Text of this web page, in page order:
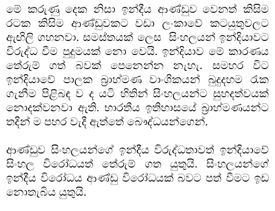
මේ කරුණු දෙක නිසා ඉන්දීය ආණ්ඩුව වෙනත් කිසිම
රටක කිසිම ආණ්ඩුවකට වඩා ලංකාවේ කටයුතුවලට
ඇඟිලි ගහනවා. සමස්තයක් ලෙස  සිංහලයන් ඉන්දියාවට
විරුද්ධ වීම පුදුමයක් නො වෙයි. ඉන්දියාව මේ කාරණය
තේරුම් ගත් බවක් පෙනෙන්න නැහැ. සමහර විට
ඉන්දියාවේ පාලක බ්‍රාහ්මණ වාංශිකයන් බුදුදහම රැක
ගැනීම පිළිබඳ ව ද යටි හිතින් සිංහලයන්ට සුහදත්වයක්
නොදක්වනවා ඇති. භාරතීය ඉතිහාසයේ බ්‍රාහ්මණයන්ට
තදින් ම පහර වැදී ඇත්තේ බෞද්ධයන්ගෙන්.
ආණ්ඩුව සිංහලයන්ගේ ඉන්දීය විරුද්ධතාවත් ඉන්දියාවේ
සිංහල විරෝධයත් තේරුම් ගත යුතුයි. සිංහලයන්ගේ
ඉන්දීය විරෝධය ආණ්ඩු විරෝධයක් බවට පත් වීමට ඉඩ
නොතැබිය යුතුයි.